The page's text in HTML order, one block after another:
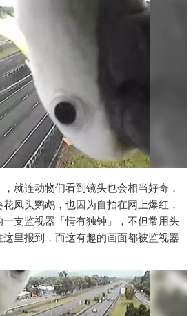
就连动物们看到镜头也会相当好奇，
凤头鹦鹉，也因为自拍在网上爆红，
支监视器「情有独钟」，不但常用头
里报到，而这有趣的画面都被监视器